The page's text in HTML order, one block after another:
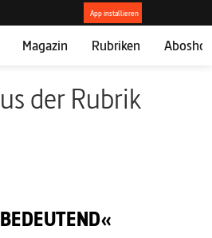
Magazin Rubriken
der Rubrik